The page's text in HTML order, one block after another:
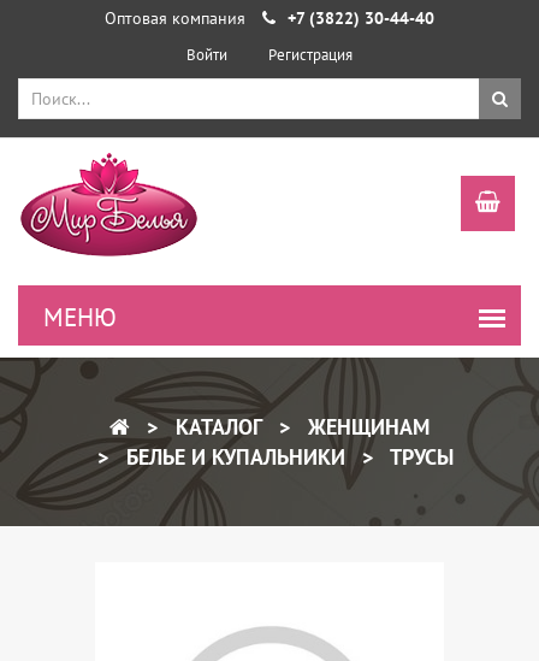
Оптовая компания +7 (3822) 30-44-40
Войти Регистрация
КАТАЛОГ
ЖЕНЩИНАМ
БЕЛЬЕ И КУПАЛЬНИКИ
ТРУСЫ